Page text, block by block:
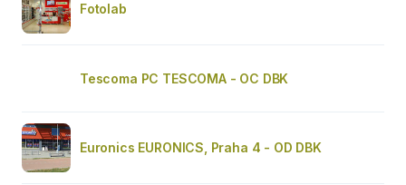
Fotolab
Tescoma PC TESCOMA - OC DBK
Euronics EURONICS, Praha 4 - OD DBK